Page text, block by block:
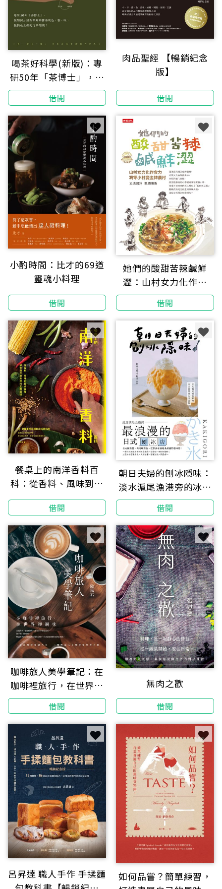
喝茶好科學(新版)：專
研50年「茶博士」，從
如何分辨茶葉到解構茶
的色‧香‧味，提供最
正確的泡茶知識！
借閱
肉品聖經 【暢銷紀念
版】
借閱
小酌時間：比才的69道
靈魂小料理
借閱
她們的酸甜苦辣鹹鮮
澀：山村女力化作食
力，凋零小村變金牌農
村
借閱
餐桌上的南洋香料百
科：從香料、風味到餐
桌實踐，解密南洋廚房
裡的烹調邏輯
借閱
朝日夫婦的刨冰隱味：
淡水滬尾漁港旁的冰店
日常與沁涼滋味
借閱
咖啡旅人美學筆記：在
咖啡裡旅行，在世界裡
調味
借閱
無肉之歡
借閱
呂昇達 職人手作 手揉麵
如何品嘗？簡單練習，